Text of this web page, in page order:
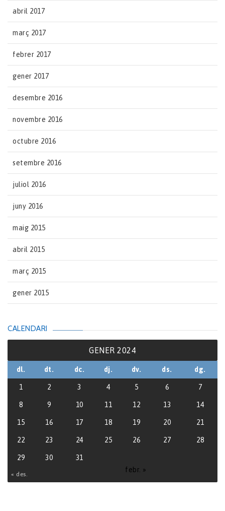
abril 2017
març 2017
febrer 2017
gener 2017
desembre 2016
novembre 2016
octubre 2016
setembre 2016
juliol 2016
juny 2016
maig 2015
abril 2015
març 2015
gener 2015
CALENDARI
GENER 2024
dl. dt. dc. dj. dv. ds. dg.
« des.
febr. »
1 2 3 4 5 6 7
8 9 10 11 12 13 14
15 16 17 18 19 20 21
22 23 24 25 26 27 28
29 30 31